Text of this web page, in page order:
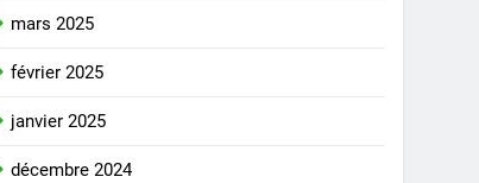
mars 2025
février 2025
janvier 2025
décembre 2024